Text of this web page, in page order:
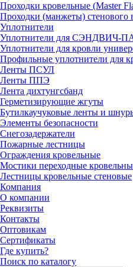
Проходки кровельные (Master
Проходки (манжеты) стенового
Уплотнители
Уплотнители для СЭНДВИЧ-
Уплотнители для кровли
Профильные уплотнители для
Ленты ПСУЛ
Ленты ППЭ
Лента дихтунгсбанд
Герметизирующие жгуты
Бутилкаучуковые ленты и
Элементы безопасности
Снегозадержатели
Пожарные лестницы
Ограждения кровельные
Мостики переходные
Лестницы кровельные стеновые
Компания
О компании
Реквизиты
Контакты
Оптовикам
Сертификаты
Где купить?
Поиск по каталогу